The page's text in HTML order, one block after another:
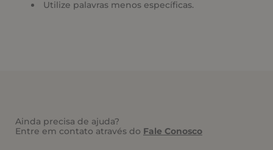
Utilize palavras menos específicas.
Ainda precisa de ajuda?
Entre em contato através do Fale Conosco